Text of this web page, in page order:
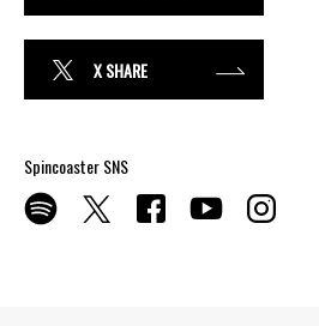
X SHARE
Spincoaster SNS